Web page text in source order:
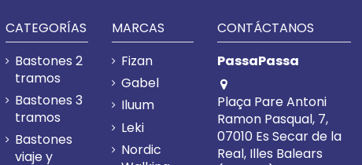
CATEGORÍAS
Bastones 2
tramos
Bastones 3
tramos
Bastones
viaje y
MARCAS
Fizan
Gabel
Iluum
Leki
Nordic
CONTÁCTANOS
PassaPassa
Plaça Pare Antoni
Ramon Pasqual, 7,
07010 Es Secar de la
Real, Illes Balears